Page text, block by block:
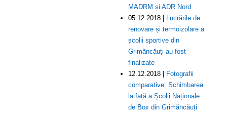
MADRM și ADR Nord
05.12.2018 |
Lucrările de
renovare și termoizolare a
școlii sportive din
Grimăncăuți au fost
finalizate
12.12.2018 |
Fotografii
comparative: Schimbarea
la față a Școlii Naționale
de Box din Grimăncăuți